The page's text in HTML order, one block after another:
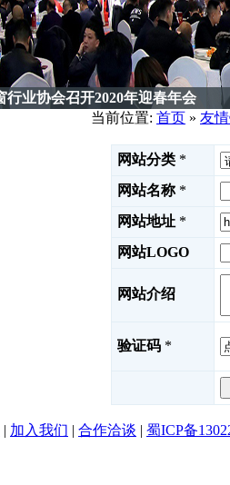
行业协会召开2020年迎春年会
当前位置: 首页 » 友
网站分类 *
网站名称 *
网站地址 *
网站LOGO
网站介绍
验证码 *
| 加入我们 | 合作洽谈 | 蜀ICP备